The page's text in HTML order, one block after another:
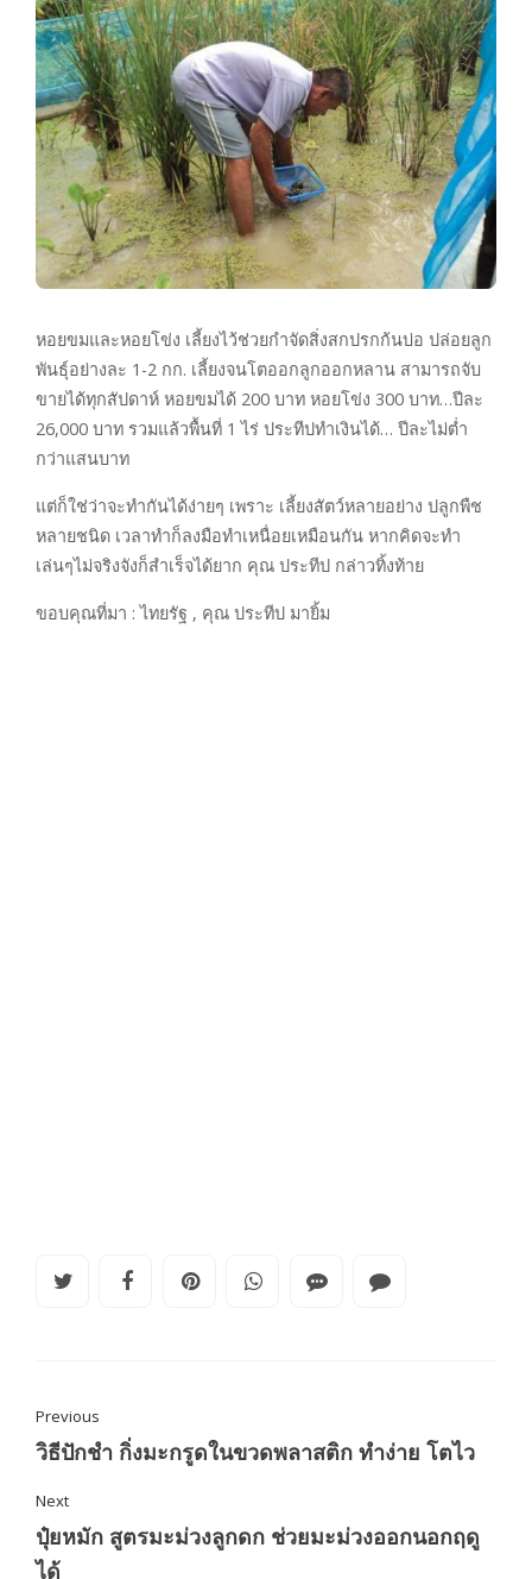
หอยขมและหอยโข่ง เลี้ยงไว้ช่วยกำจัดสิ่งสกปรกก้นบ่อ ปล่อยลูก
พันธุ์อย่างละ 1-2 กก. เลี้ยงจนโตออกลูกออกหลาน สามารถจับ
ขายได้ทุกสัปดาห์ หอยขมได้ 200 บาท หอยโข่ง 300 บาท…ปีละ
26,000 บาท รวมแล้วพื้นที่ 1 ไร่ ประทีปทำเงินได้… ปีละไม่ต่ำ
กว่าแสนบาท
แต่ก็ใช่ว่าจะทำกันได้ง่ายๆ เพราะ เลี้ยงสัตว์หลายอย่าง ปลูกพืช
หลายชนิด เวลาทำก็ลงมือทำเหนื่อยเหมือนกัน หากคิดจะทำ
เล่นๆไม่จริงจังก็สำเร็จได้ยาก คุณ ประทีป กล่าวทิ้งท้าย
ขอบคุณที่มา : ไทยรัฐ , คุณ ประทีป มายิ้ม
Previous
วิธีปักชำ กิ่งมะกรูดในขวดพลาสติก ทำง่าย โตไว
Next
ปุ๋ยหมัก สูตรมะม่วงลูกดก ช่วยมะม่วงออกนอกฤดู
ได้